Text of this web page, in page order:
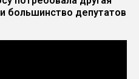
большинство депутатов